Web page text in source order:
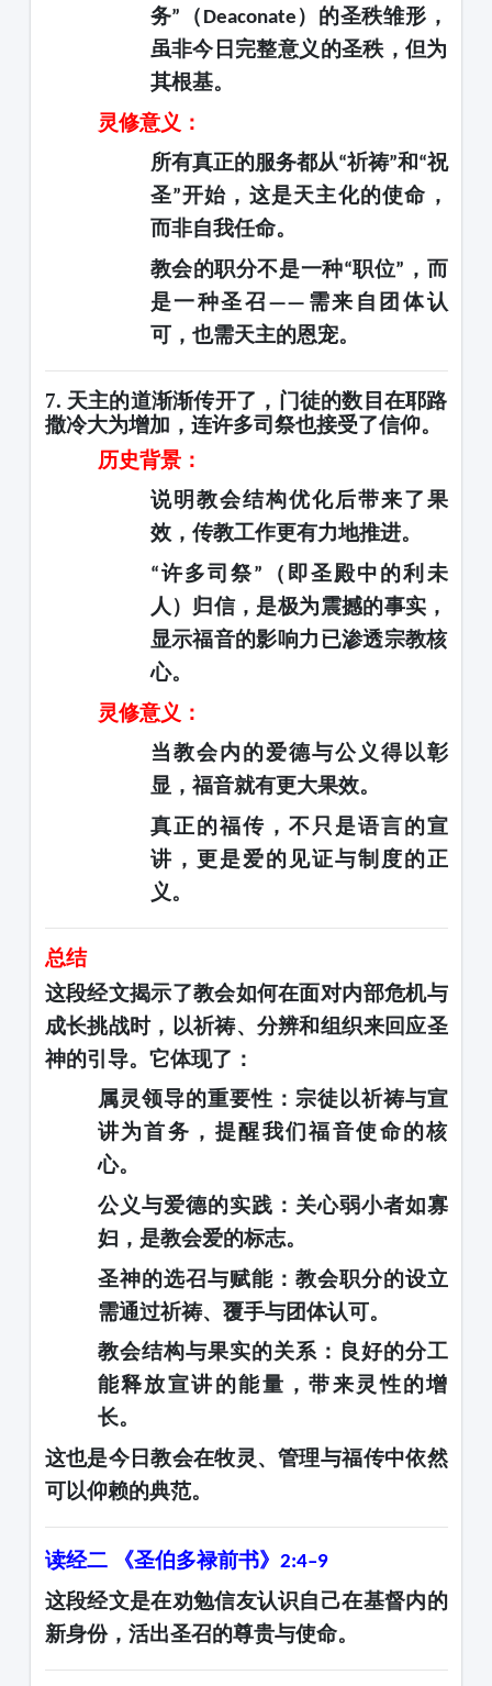
务” （ Deaconate ）的圣秩雏形，
虽非今日完整意义的圣秩，但为
其根基。
灵修意义：
所有真正的服务都从“祈祷”和 “祝
圣”开始，这是天主化的使命，
而非自我任命。
教会的职分不是一种“职位” ，而
是一种圣召 —— 需来自团体认
可，也需天主的恩宠。
7. 天主的道渐渐传开了，门徒的数目在耶路
撒冷大为增加，连许多司祭也接受了信仰。
历史背景：
说明教会结构优化后带来了果
效，传教工作更有力地推进。
“许多司祭” （即圣殿中的利未
人）归信，是极为震撼的事实，
显示福音的影响力已渗透宗教核
心。
灵修意义：
当教会内的爱德与公义得以彰
显，福音就有更大果效。
真正的福传，不只是语言的宣
讲，更是爱的见证与制度的正
义。
总结
这段经文揭示了教会如何在面对内部危机与
成长挑战时，以祈祷、分辨和组织来回应圣
神的引导。它体现了：
属灵领导的重要性 ：宗徒以祈祷与宣
讲为首务，提醒我们福音使命的核
心。
公义与爱德的实践 ：关心弱小者如寡
妇，是教会爱的标志。
圣神的选召与赋能：教会职分的设立
需通过祈祷、覆手与团体认可。
教会结构与果实的关系：良好的分工
能释放宣讲的能量，带来灵性的增
长。
这也是今日教会在牧灵、管理与福传中依然
可以仰赖的典范。
读经二 《圣伯多禄前书》 2:4–9
这段经文是在劝勉信友认识自己在基督内的
新身份，活出圣召的尊贵与使命。